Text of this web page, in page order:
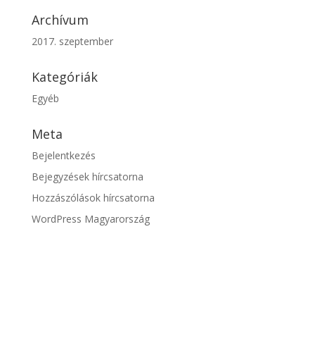
Archívum
2017. szeptember
Kategóriák
Egyéb
Meta
Bejelentkezés
Bejegyzések hírcsatorna
Hozzászólások hírcsatorna
WordPress Magyarország